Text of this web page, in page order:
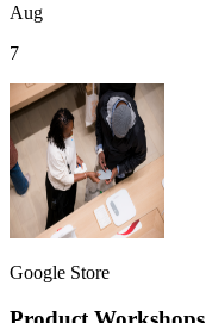
Aug
7
Google Store